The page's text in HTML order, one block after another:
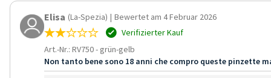
Elisa (La-Spezia) | Bewertet am 4 Februar 2026
Verifizierter Kauf
Art.-Nr.: RV750- grün-gelb
Non tanto bene sono 18 anni che compro queste pinzette